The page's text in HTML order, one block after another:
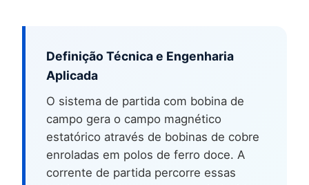
Definição Técnica e Engenharia
Aplicada
O sistema de partida com bobina de
campo gera o campo magnético
estatórico através de bobinas de cobre
enroladas em polos de ferro doce. A
corrente de partida percorre essas